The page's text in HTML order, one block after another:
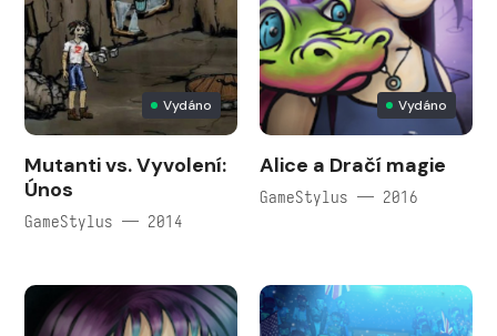
Vydáno
Mutanti vs. Vyvolení:
Únos
GameStylus — 2014
Vydáno
Alice a Dračí magie
GameStylus — 2016